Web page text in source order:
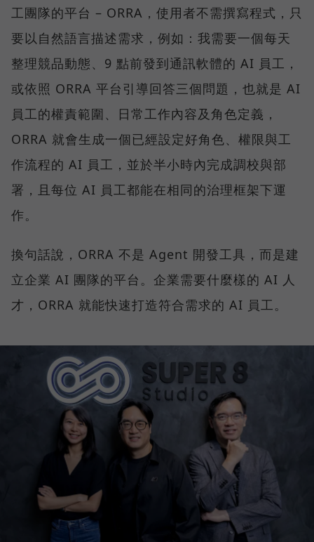
工團隊的平台 – ORRA，使用者不需撰寫程式，只
要以自然語言描述需求，例如：我需要一個每天
整理競品動態、9 點前發到通訊軟體的 AI 員工，
或依照 ORRA 平台引導回答三個問題，也就是 AI
員工的權責範圍、日常工作內容及角色定義，
ORRA 就會生成一個已經設定好角色、權限與工
作流程的 AI 員工，並於半小時內完成調校與部
署，且每位 AI 員工都能在相同的治理框架下運
作。
換句話說，ORRA 不是 Agent 開發工具，而是建
立企業 AI 團隊的平台。企業需要什麼樣的 AI 人
才，ORRA 就能快速打造符合需求的 AI 員工。